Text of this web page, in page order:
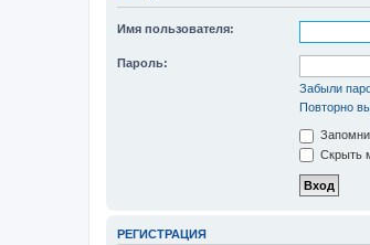
Имя пользователя:
Пароль:
Забыли
Повторно
Скрыть
РЕГИСТРАЦИЯ